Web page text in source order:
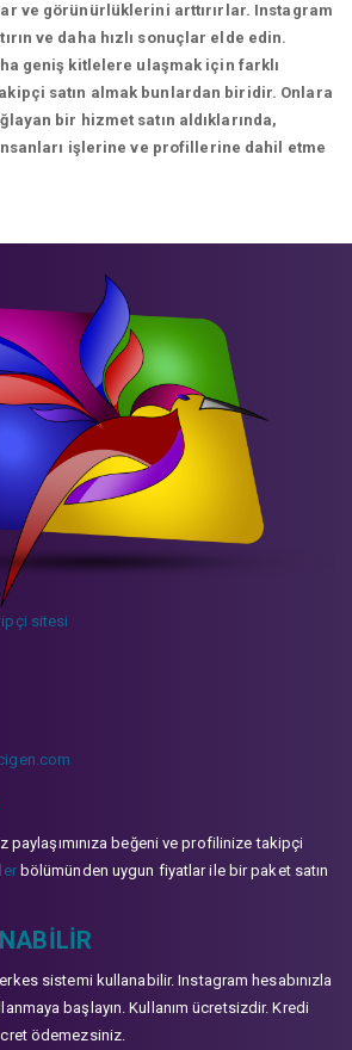
ve görünürlüklerini arttırırlar. Instagram
ve daha hızlı sonuçlar elde edin.
geniş kitlelere ulaşmak için farklı
satın almak bunlardan biridir. Onlara
bir hizmet satın aldıklarında,
işlerine ve profillerine dahil etme
sitesi
paylaşımınıza beğeni ve profilinize takipçi
bölümünden uygun fiyatlar ile bir paket satın
sistemi kullanabilir. Instagram hesabınızla
başlayın. Kullanım ücretsizdir. Kredi
ödemezsiniz.